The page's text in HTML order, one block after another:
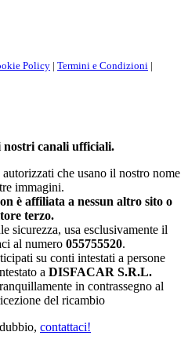
Policy | Termini e Condizioni |
nostri canali ufficiali.
che usano il nostro nome
immagini.
è affiliata a nessun altro sito o
terzo.
sicurezza, usa esclusivamente il
al numero 055755520.
su conti intestati a persone
a DISFACAR S.R.L.
in contrassegno al
del ricambio
contattaci!